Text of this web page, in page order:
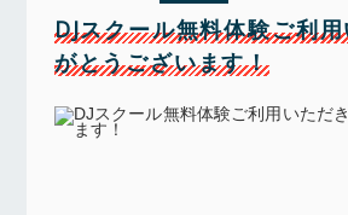
DJスクール無料体験ご利
がとうございます！